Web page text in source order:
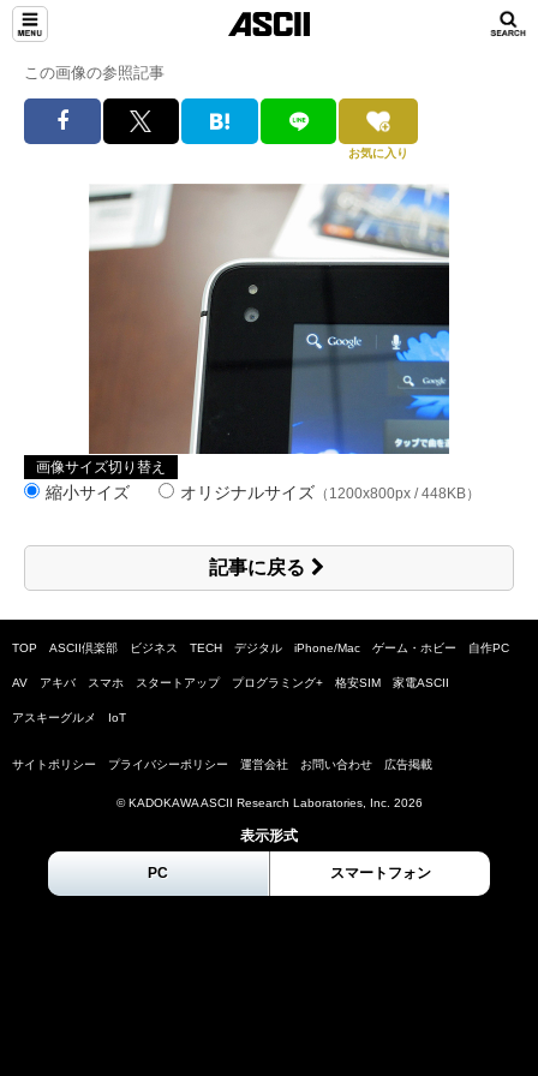
この画像の参照記事
お気に入り
画像サイズ切り替え
縮小サイズ オリジナルサイズ （1200x800px / 448KB）
記事に戻る
TOP ASCII倶楽部 ビジネス TECH デジタル iPhone/Mac ゲーム・ホビー 自作PC
AV アキバ スマホ スタートアップ プログラミング+ 格安SIM 家電ASCII
アスキーグルメ IoT
サイトポリシー プライバシーポリシー 運営会社 お問い合わせ 広告掲載
© KADOKAWA ASCII Research Laboratories, Inc. 2026
表示形式
PC スマートフォン